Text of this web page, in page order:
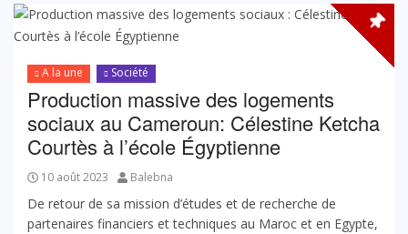
A la une Société
Production massive des logements
sociaux au Cameroun: Célestine Ketcha
Courtès à l’école Égyptienne
10 août 2023 Balebna
De retour de sa mission d’études et de recherche de
partenaires financiers et techniques au Maroc et en Egypte,